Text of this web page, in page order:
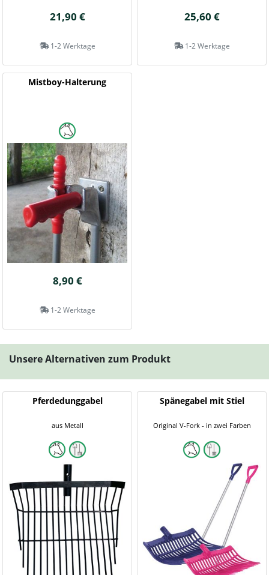
21,90 €
1-2 Werktage
25,60 €
1-2 Werktage
Mistboy-Halterung
8,90 €
1-2 Werktage
Unsere Alternativen zum Produkt
Pferdedunggabel
aus Metall
Spänegabel mit Stiel
Original V-Fork - in zwei Farben